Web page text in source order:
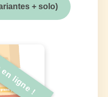
+ solo)
ligne !